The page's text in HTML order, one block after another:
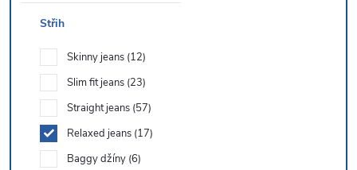
Střih
Skinny jeans 12
Slim fit jeans 23
Straight jeans 57
Relaxed jeans 17
Baggy džíny 6